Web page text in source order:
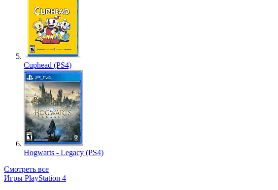
Cuphead (PS4)
Hogwarts - Legacy (PS4)
Смотреть все
Игры PlayStation 4